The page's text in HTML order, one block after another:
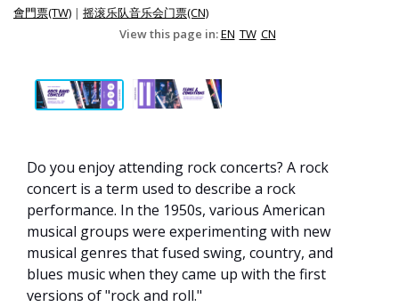
會門票(TW) | 摇滚乐队音乐会门票(CN)
View this page in:EN TW CN
Do you enjoy attending rock concerts? A rock
concert is a term used to describe a rock
performance. In the 1950s, various American
musical groups were experimenting with new
musical genres that fused swing, country, and
blues music when they came up with the first
versions of "rock and roll."